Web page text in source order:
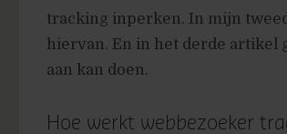
tracking inperken. In mijn
hiervan. En in het derde artikel
aan kan doen.
Hoe werkt webbezoeker